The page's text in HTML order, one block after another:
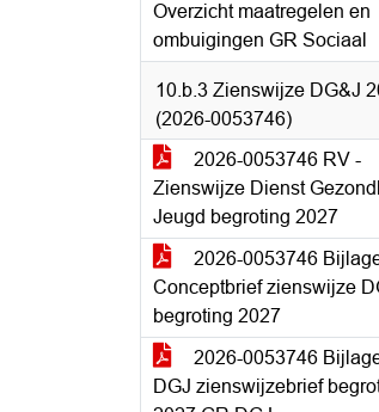
Overzicht maatregelen en
ombuigingen GR Sociaal
10.b.3 Zienswijze DG&J
(2026-0053746)
2026-0053746 RV -
Zienswijze Dienst
Jeugd begroting 2027
2026-0053746
Conceptbrief zienswijze
begroting 2027
2026-0053746
DGJ zienswijzebrief